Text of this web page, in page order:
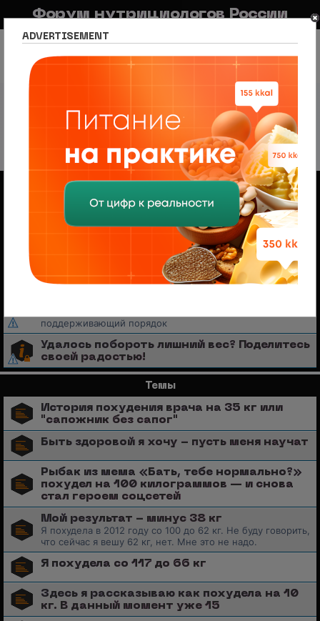
Форум нутрициологов России
FAQ Правила
Истории похудения
Истории похудения
7 тем • Страница1из1
Объявления
Менеджер по продажам (B2B/B2C) в НЦПС
— Удаленно, от 110 000 ₽
Ищем менеджера по продажам в лицензированный
учебный центр нутрициологии. Удаленная работа,
свободный график, оплата 20%
На форуме проводится набор
поддерживающий порядок
Удалось побороть лишний вес? Поделитесь
своей радостью!
Темы
История похудения врача на 35 кг или
"сапожник без сапог"
Быть здоровой я хочу - пусть меня научат
Рыбак из мема «Бать, тебе нормально?»
похудел на 100 килограммов — и снова
стал героем соцсетей
Мой результат - минус 38 кг
Я похудела в 2012 году со 100 до 62 кг. Не буду говорить,
что сейчас я вешу 62 кг, нет. Мне это не надо.
Я похудела со 117 до 66 кг
Здесь я рассказываю как похудела на 10
кг. В данный момент уже 15
ADVERTISEMENT